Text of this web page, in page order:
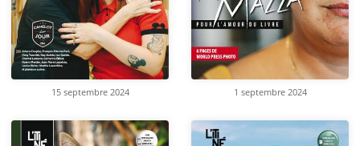
15 septembre 2024 1 septembre 2024